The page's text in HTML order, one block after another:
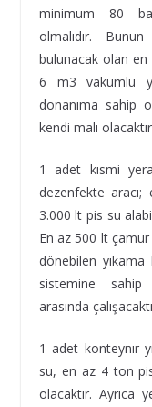
minimum 80
olmalıdır.
bulunacak olan
6 m3 vakumlu
donanıma sahip
kendi malı
1 adet kısmi
dezenfekte
3.000 lt pis su
En az 500 lt
dönebilen
sistemine sahip
arasında
1 adet konteynır
su, en az 4 ton
olacaktır. Ayrıca